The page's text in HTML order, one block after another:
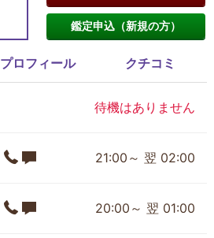
鑑定申込（新規の方）
プロフィール クチコミ
待機はありません
21:00～ 翌 02:00
20:00～ 翌 01:00